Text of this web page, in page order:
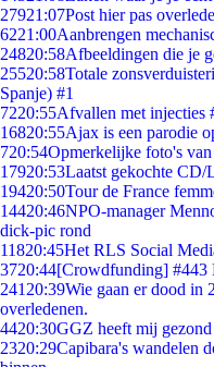
27921:07Post hier pas
6221:00Aanbrengen
24820:58Afbeeldingen die je
25520:58Totale
Spanje) #1
7220:55Afvallen met injecties
16820:55Ajax is een parodie
720:54Opmerkelijke foto's
17920:53Laatst gekochte
19420:50Tour de France
14420:46NPO-manager
dick-pic rond
11820:45Het RLS Social
3720:44[Crowdfunding] #443
241 20:39Wie gaan er dood in
overledenen.
4420:30GGZ heeft mij
2320:29Capibara's wandelen